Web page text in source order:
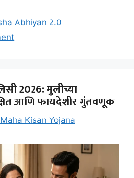
Abhiyan 2.0
2026: मुलीच्या
आणि फायदेशीर गुंतवणूक
Maha Kisan Yojana